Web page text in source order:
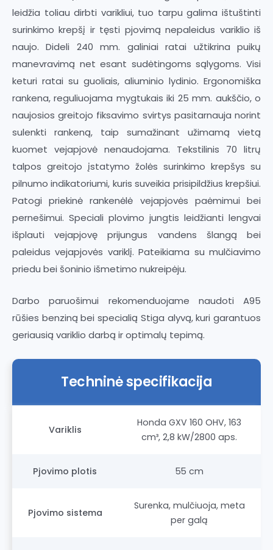
leidžia toliau dirbti varikliui, tuo tarpu galima ištuštinti
surinkimo krepšį ir tęsti pjovimą nepaleidus variklio iš
naujo. Dideli 240 mm. galiniai ratai užtikrina puikų
manevravimą net esant sudėtingoms sąlygoms. Visi
keturi ratai su guoliais, aliuminio lydinio. Ergonomiška
rankena, reguliuojama mygtukais iki 25 mm. aukščio, o
naujosios greitojo fiksavimo svirtys pasitarnauja norint
sulenkti rankeną, taip sumažinant užimamą vietą
kuomet vejapjovė nenaudojama. Tekstilinis 70 litrų
talpos greitojo įstatymo žolės surinkimo krepšys su
pilnumo indikatoriumi, kuris suveikia prisipildžius krepšiui.
Patogi priekinė rankenėlė vejapjovės paėmimui bei
pernešimui. Speciali plovimo jungtis leidžianti lengvai
išplauti vejapjovę prijungus vandens šlangą bei
paleidus vejapjovės variklį. Pateikiama su mulčiavimo
priedu bei šoninio išmetimo nukreipėju.
Darbo paruošimui rekomenduojame naudoti A95
rūšies benziną bei specialią Stiga alyvą, kuri garantuos
geriausią variklio darbą ir optimalų tepimą.
Techninė specifikacija
Variklis
Honda GXV 160 OHV, 163
cm³, 2,8 kW/2800 aps.
Pjovimo plotis 55 cm
Pjovimo sistema
Surenka, mulčiuoja, meta
per galą